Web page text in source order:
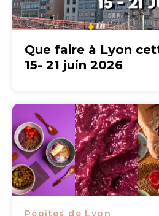
Que faire à Lyon
15- 21 juin 2026
Pépites de Lyon